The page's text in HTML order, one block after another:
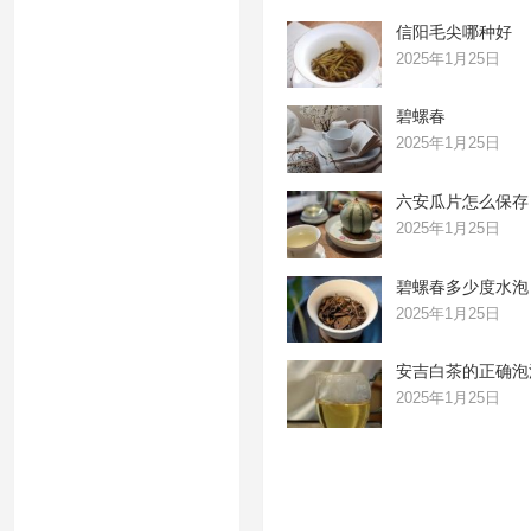
信阳毛尖哪种好
2025年1月25日
碧螺春
2025年1月25日
六安瓜片怎么保存
2025年1月25日
碧螺春多少度水泡
2025年1月25日
安吉白茶的正确
2025年1月25日